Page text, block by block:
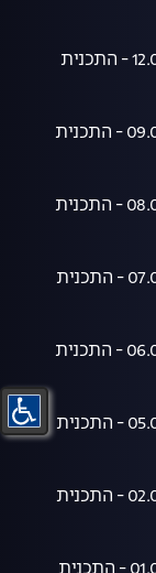
היום שהיה 12.07.26 - התכנית
היום שהיה 09.07.26 - התכנית
היום שהיה 08.07.26 - התכנית
היום שהיה 07.07.26 - התכנית
היום שהיה 06.07.26 - התכנית
היום שהיה 05.07.26 - התכנית
היום שהיה 02.07.26 - התכנית